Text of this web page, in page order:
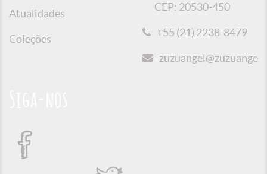
Atualidades
Coleções
CEP: 20530-450
+55 (21) 2238-8479